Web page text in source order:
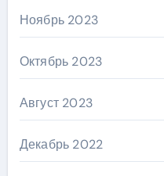
Ноябрь 2023
Октябрь 2023
Август 2023
Декабрь 2022